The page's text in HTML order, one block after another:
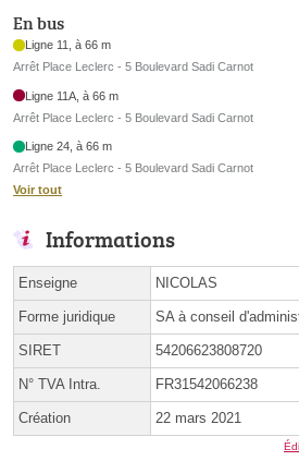
En bus
Ligne 11, à 66 m
Arrêt Place Leclerc - 5 Boulevard Sadi Carnot
Ligne 11A, à 66 m
Arrêt Place Leclerc - 5 Boulevard Sadi Carnot
Ligne 24, à 66 m
Arrêt Place Leclerc - 5 Boulevard Sadi Carnot
Voir tout
Informations
Enseigne NICOLAS
Forme juridique SA à conseil
SIRET 54206623808720
N° TVA Intra. FR31542066238
Création 22 mars 2021